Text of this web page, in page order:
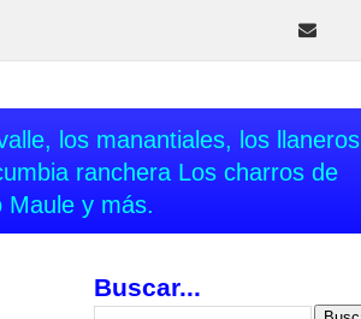
los manantiales, los llaneros
ranchera Los charros de
Maule y más.
Buscar...